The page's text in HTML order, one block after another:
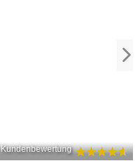
Kundenbewertung